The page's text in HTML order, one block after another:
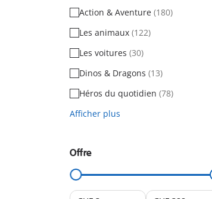
Action & Aventure (180)
Les animaux (122)
Les voitures (30)
Dinos & Dragons (13)
Héros du quotidien (78)
Afficher plus
Offre